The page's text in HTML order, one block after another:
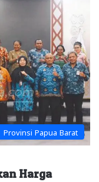
Provinsi Papua Barat
Harga